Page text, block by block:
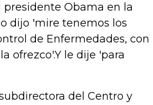
Obama en la
dijo 'mire tenemos los
de Enfermedades, con
ofrezco'.Y le dije 'para
del Centro y